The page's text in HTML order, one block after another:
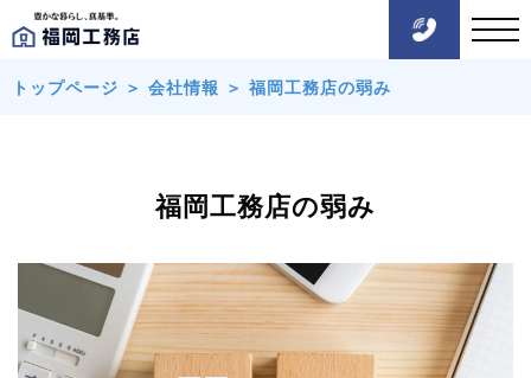
トップページ ＞ 会社情報 ＞ 福岡工務店の弱み
福岡工務店の弱み